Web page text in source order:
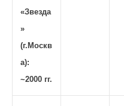
«Звезда
»
(г.Москв
а):
~2000 гг.